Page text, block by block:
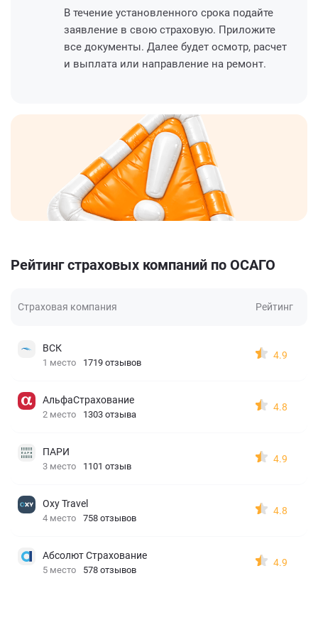
В течение установленного срока подайте
заявление в свою страховую. Приложите
все документы. Далее будет осмотр, расчет
и выплата или направление на ремонт.
Рейтинг страховых компаний по ОСАГО
Страховая компания Рейтинг
ВСК
1 место 1719 отзывов
4.9
АльфаСтрахование
2 место 1303 отзыва
4.8
ПАРИ
3 место 1101 отзыв
4.9
Oxy Travel
4 место 758 отзывов
4.8
Абсолют Страхование
5 место 578 отзывов
4.9